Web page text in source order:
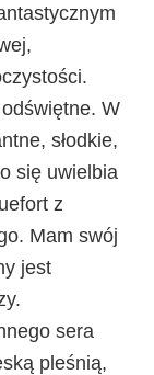
W
słodkie,
się uwielbia
z
Mam swój
jest
sera
pleśnią,